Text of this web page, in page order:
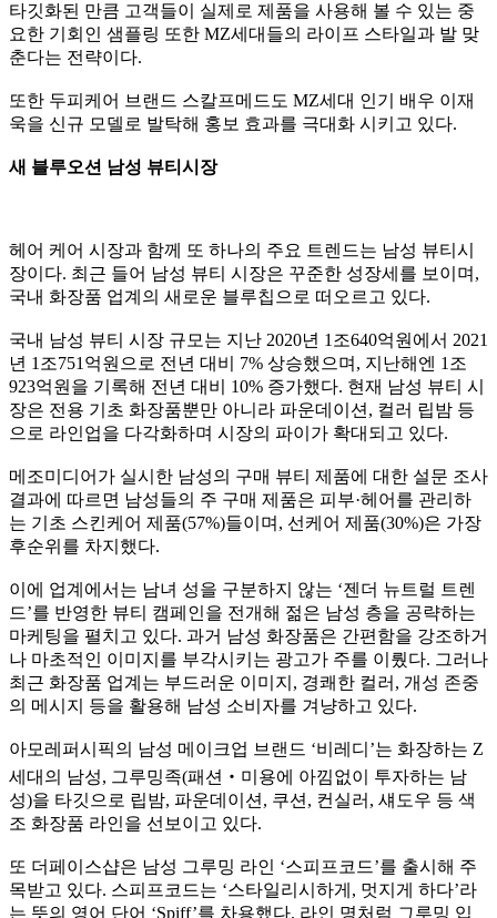
타깃화된 만큼 고객들이 실제로 제품을 사용해 볼 수 있는 중
요한 기회인 샘플링 또한 MZ세대들의 라이프 스타일과 발 맞
춘다는 전략이다.
또한 두피케어 브랜드 스칼프메드도 MZ세대 인기 배우 이재
욱을 신규 모델로 발탁해 홍보 효과를 극대화 시키고 있다.
새 블루오션 남성 뷰티시장
헤어 케어 시장과 함께 또 하나의 주요 트렌드는 남성 뷰티시
장이다. 최근 들어 남성 뷰티 시장은 꾸준한 성장세를 보이며 ,
국내 화장품 업계의 새로운 블루칩으로 떠오르고 있다.
국내 남성 뷰티 시장 규모는 지난 2020년 1 조640억원에서 2021
년 1 조751 억원으로 전년 대비 7% 상승했으며 , 지난해엔 1 조
923억원을 기록해 전년 대비 10% 증가했다. 현재 남성 뷰티 시
장은 전용 기초 화장품뿐만 아니라 파운데이션 , 컬러 립밤 등
으로 라인업을 다각화하며 시장의 파이가 확대되고 있다.
메조미디어가 실시한 남성의 구매 뷰티 제품에 대한 설문 조사
결과에 따르면 남성들의 주 구매 제품은 피부·헤어를 관리하
는 기초 스킨케어 제품(57%)들이며 , 선케어 제품(30%)은 가장
후순위를 차지했다.
이에 업계에서는 남녀 성을 구분하지 않는 ‘젠더 뉴트럴 트렌
드’를 반영한 뷰티 캠페인을 전개해 젊은 남성 층을 공략하는
마케팅을 펼치고 있다. 과거 남성 화장품은 간편함을 강조하거
나 마초적인 이미지를 부각시키는 광고가 주를 이뤘다. 그러나
최근 화장품 업계는 부드러운 이미지 , 경쾌한 컬러 , 개성 존중
의 메시지 등을 활용해 남성 소비자를 겨냥하고 있다.
아모레퍼시픽의 남성 메이크업 브랜드 ‘비레디 ’는 화장하는 Z
세대의 남성, 그루밍족(패션 ‧ 미용에 아낌없이 투자하는 남
성)을 타깃으로 립밤, 파운데이션 , 쿠션 , 컨실러 , 섀도우 등 색
조 화장품 라인을 선보이고 있다.
또 더페이스샵은 남성 그루밍 라인 ‘스피프코드’를 출시해 주
목받고 있다. 스피프코드는 ‘스타일리시하게 , 멋지게 하다’라
는 뜻의 영어 단어 ‘Spiff’를 차용했다. 라인 명처럼 그루밍 입